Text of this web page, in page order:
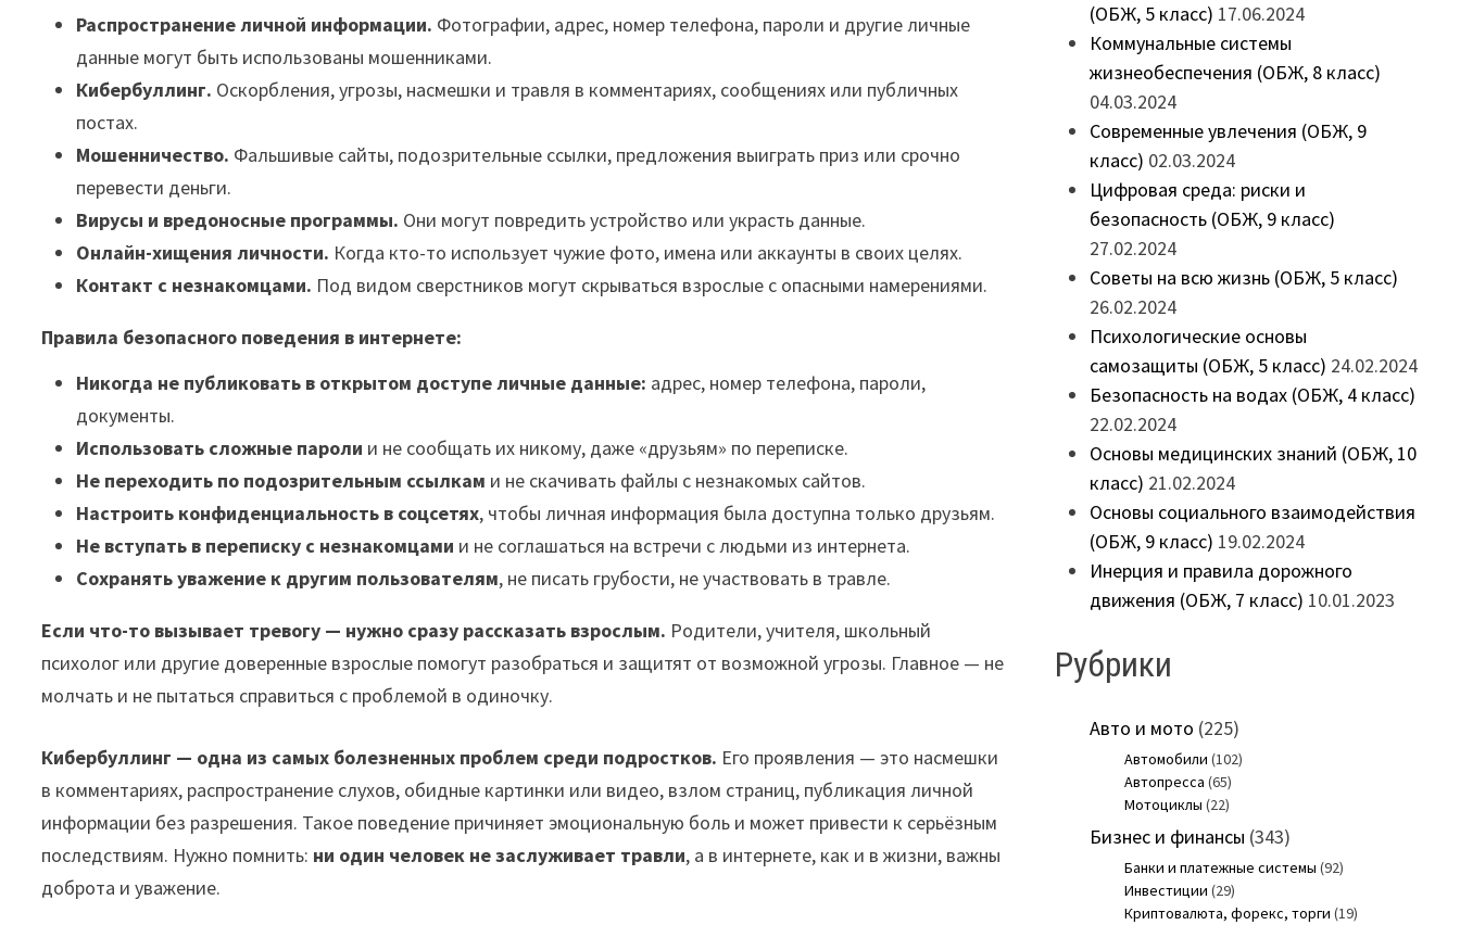
Распространение личной информации. Фотографии, адрес, номер телефона, пароли и другие личные
данные могут быть использованы мошенниками.
Кибербуллинг. Оскорбления, угрозы, насмешки и травля в комментариях, сообщениях или публичных
постах.
Мошенничество. Фальшивые сайты, подозрительные ссылки, предложения выиграть приз или срочно
перевести деньги.
Вирусы и вредоносные программы. Они могут повредить устройство или украсть данные.
Онлайн-хищения личности. Когда кто-то использует чужие фото, имена или аккаунты в своих целях.
Контакт с незнакомцами. Под видом сверстников могут скрываться взрослые с опасными намерениями.
Правила безопасного поведения в интернете:
Никогда не публиковать в открытом доступе личные данные: адрес, номер телефона, пароли,
документы.
Использовать сложные пароли и не сообщать их никому, даже «друзьям» по переписке.
Не переходить по подозрительным ссылкам и не скачивать файлы с незнакомых сайтов.
Настроить конфиденциальность в соцсетях, чтобы личная информация была доступна только друзьям.
Не вступать в переписку с незнакомцами и не соглашаться на встречи с людьми из интернета.
Сохранять уважение к другим пользователям, не писать грубости, не участвовать в травле.
Если что-то вызывает тревогу — нужно сразу рассказать взрослым. Родители, учителя, школьный
психолог или другие доверенные взрослые помогут разобраться и защитят от возможной угрозы. Главное — не
молчать и не пытаться справиться с проблемой в одиночку.
Кибербуллинг — одна из самых болезненных проблем среди подростков. Его проявления — это насмешки
в комментариях, распространение слухов, обидные картинки или видео, взлом страниц, публикация личной
информации без разрешения. Такое поведение причиняет эмоциональную боль и может привести к серьёзным
последствиям. Нужно помнить: ни один человек не заслуживает травли, а в интернете, как и в жизни, важны
доброта и уважение.
(ОБЖ, 5 класс) 17.06.2024
Коммунальные системы
жизнеобеспечения (ОБЖ, 8 класс)
04.03.2024
Современные увлечения (ОБЖ, 9
класс) 02.03.2024
Цифровая среда: риски и
безопасность (ОБЖ, 9 класс)
27.02.2024
Советы на всю жизнь (ОБЖ, 5 класс)
26.02.2024
Психологические основы
самозащиты (ОБЖ, 5 класс) 24.02.2024
Безопасность на водах (ОБЖ, 4 класс)
22.02.2024
Основы медицинских знаний (ОБЖ, 10
класс) 21.02.2024
Основы социального взаимодействия
(ОБЖ, 9 класс) 19.02.2024
Инерция и правила дорожного
движения (ОБЖ, 7 класс) 10.01.2023
Рубрики
Авто и мото (225)
Автомобили (102)
Автопресса (65)
Мотоциклы (22)
Бизнес и финансы (343)
Банки и платежные системы (92)
Инвестиции (29)
Криптовалюта, форекс, торги (19)